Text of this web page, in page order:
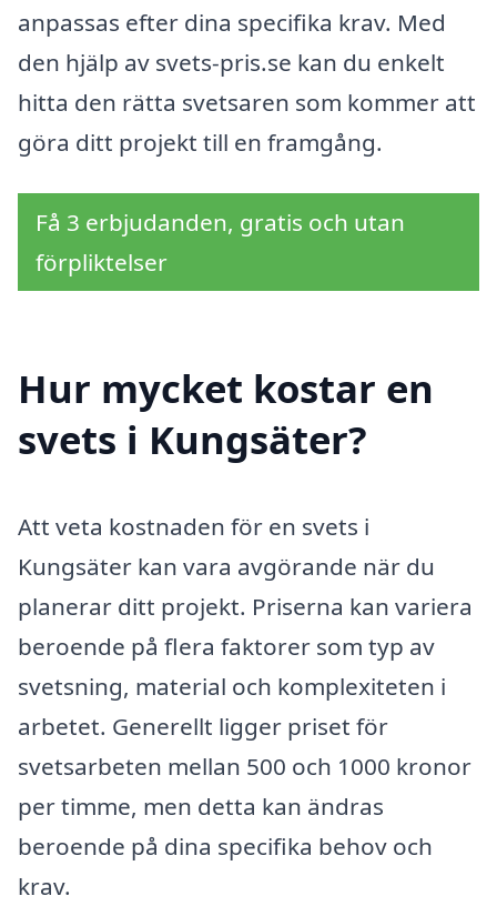
anpassas efter dina specifika krav. Med
den hjälp av svets-pris.se kan du enkelt
hitta den rätta svetsaren som kommer att
göra ditt projekt till en framgång.
Få 3 erbjudanden, gratis och utan
förpliktelser
Hur mycket kostar en
svets i Kungsäter?
Att veta kostnaden för en svets i
Kungsäter kan vara avgörande när du
planerar ditt projekt. Priserna kan variera
beroende på flera faktorer som typ av
svetsning, material och komplexiteten i
arbetet. Generellt ligger priset för
svetsarbeten mellan 500 och 1000 kronor
per timme, men detta kan ändras
beroende på dina specifika behov och
krav.